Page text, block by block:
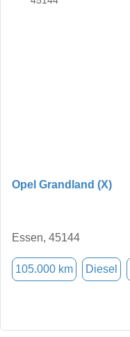
Opel Grandland (X)
Essen, 45144
105.000 km Diesel